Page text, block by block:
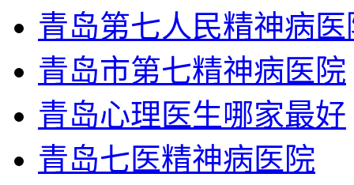
青岛第七人民精神病
青岛市第七精神病医院
青岛心理医生哪家最好
青岛七医精神病医院